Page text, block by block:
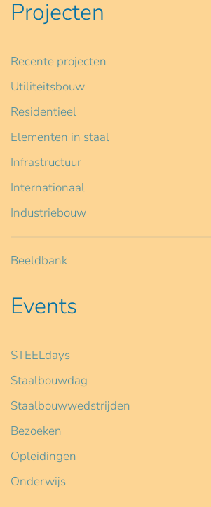
Projecten
Recente projecten
Utiliteitsbouw
Residentieel
Elementen in staal
Infrastructuur
Internationaal
Industriebouw
Beeldbank
Events
STEELdays
Staalbouwdag
Staalbouwwedstrijden
Bezoeken
Opleidingen
Onderwijs